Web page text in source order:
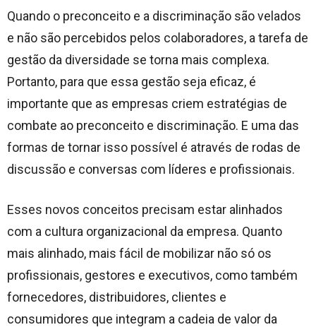
Quando o preconceito e a discriminação são velados
e não são percebidos pelos colaboradores, a tarefa de
gestão da diversidade se torna mais complexa.
Portanto, para que essa gestão seja eficaz, é
importante que as empresas criem estratégias de
combate ao preconceito e discriminação. E uma das
formas de tornar isso possível é através de rodas de
discussão e conversas com líderes e profissionais.
Esses novos conceitos precisam estar alinhados
com a cultura organizacional da empresa. Quanto
mais alinhado, mais fácil de mobilizar não só os
profissionais, gestores e executivos, como também
fornecedores, distribuidores, clientes e
consumidores que integram a cadeia de valor da